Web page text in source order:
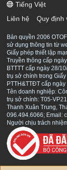
Tiếng Việt
Liên hệ
Quy định
Bản quyền 2006
sử dụng thông tin từ
Giấy phép thiết lập
Truyền thông cấp
BTTTT cấp ngày 28/
trụ sở chính trong
PTTH&TTĐT cấp
Tên doanh nghiệp:
trụ sở chính: T05-
Thanh Xuân Trung,
096.494.6066; Email:
Người chịu trách